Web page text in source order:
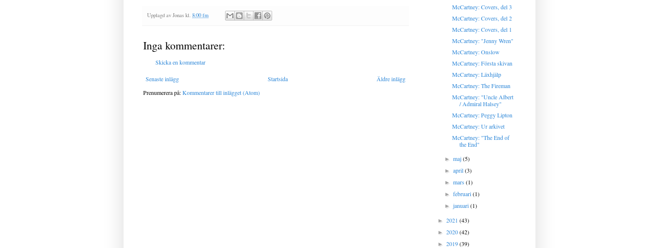
Upplagd av Jonas kl. 8:00 fm
Inga kommentarer:
Skicka en kommentar
Senaste inlägg Äldre inlägg
Startsida
Prenumerera på:Kommentarer till inlägget (Atom)
McCartney: Covers, del 3
McCartney: Covers, del 2
McCartney: Covers, del 1
McCartney: "Jenny Wren"
McCartney: Onslow
McCartney: Första skivan
McCartney: Läxhjälp
McCartney: The Fireman
McCartney: "Uncle Albert
/ Admiral Halsey"
McCartney: Peggy Lipton
McCartney: Ur arkivet
McCartney: "The End of
the End"
►maj(5)
►april(3)
►mars(1)
►februari(1)
►januari(1)
► 2021 (43)
► 2020(42)
► 2019(39)